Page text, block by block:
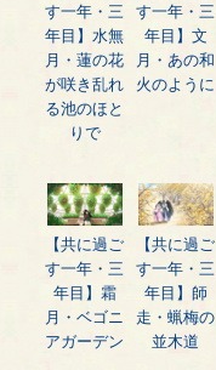
す一年・三
年目】水無
月・蓮の花
が咲き乱れ
る池のほと
りで
す一年・三
年目】文
月・あの和
火のように
【共に過ご
す一年・三
年目】霜
月・ベゴニ
アガーデン
【共に過ご
す一年・三
年目】師
走・蝋梅の
並木道